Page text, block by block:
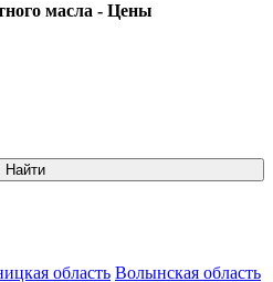
масла - Цены
Найти
область Волынская область